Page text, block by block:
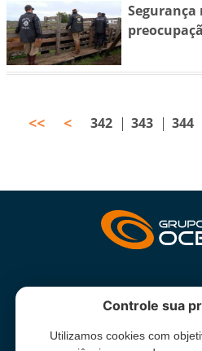
Segurança
<< < 342 343 344
Grupo Oceano - Todos direitos
Controle sua
Utilizamos cookies com